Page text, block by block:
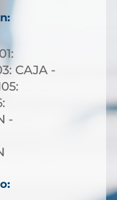
CAJA -
-